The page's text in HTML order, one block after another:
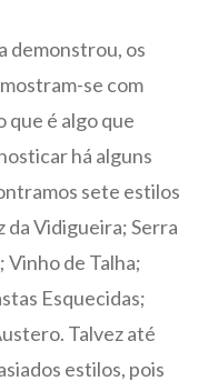
demonstrou, os
se com
que é algo que
há alguns
sete estilos
da Vidigueira; Serra
Vinho de Talha;
Esquecidas;
Talvez até
estilos, pois